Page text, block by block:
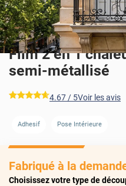
Film 2 en 1
semi-métallisé
*****
4.67 / 5Voir les avis
Adhesif Pose Intérieure
Fabriqué à la
Choisissez votre type de